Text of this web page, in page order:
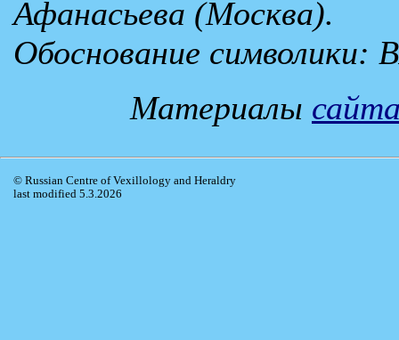
Афанасьева (Москва).
Обоснование символики:
Материалы
© Russian Centre of Vexillology and Heraldry
last modified 5.3.2026